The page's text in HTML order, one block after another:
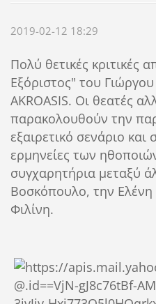
2019-02-12 18:29
Πολύ θετικές
Εξόριστος" του
AKROASIS. Οι θεατές
παρακολουθούν την
εξαιρετικό σενάριο και
ερμηνείες των
συγχαρητήρια μεταξύ
Βοσκόπουλο, την Ελένη
Φιλίνη.